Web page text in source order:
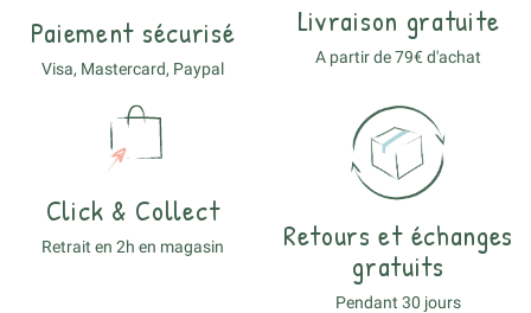
Paiement sécurisé
Visa, Mastercard, Paypal
Livraison gratuite
A partir de 79€ d'achat
Click & Collect
Retrait en 2h en magasin
Retours et échanges
gratuits
Pendant 30 jours